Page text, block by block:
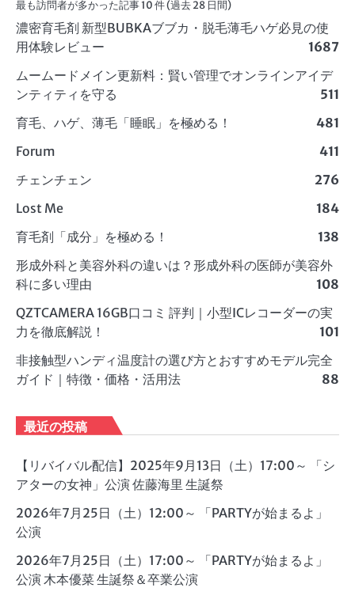
最も訪問者が多かった記事 10 件 (過去 28 日間)
濃密育毛剤 新型BUBKAブブカ・脱毛薄毛ハゲ必見の使
用体験レビュー
1687
ムームードメイン更新料：賢い管理でオンラインアイデ
ンティティを守る
511
育毛、ハゲ、薄毛「睡眠」を極める！
481
Forum
411
チェンチェン
276
Lost Me
184
育毛剤「成分」を極める！
138
形成外科と美容外科の違いは？形成外科の医師が美容外
科に多い理由
108
QZTCAMERA 16GB口コミ 評判｜小型ICレコーダーの実
力を徹底解説！
101
非接触型ハンディ温度計の選び方とおすすめモデル完全
ガイド｜特徴・価格・活用法
88
最近の投稿
【リバイバル配信】2025年9月13日（土）17:00～ 「シ
アターの女神」公演 佐藤海里 生誕祭
2026年7月25日（土）12:00～ 「PARTYが始まるよ」
公演
2026年7月25日（土）17:00～ 「PARTYが始まるよ」
公演 木本優菜 生誕祭＆卒業公演